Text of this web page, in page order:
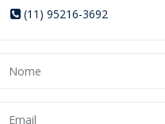
(11) 95216-3692